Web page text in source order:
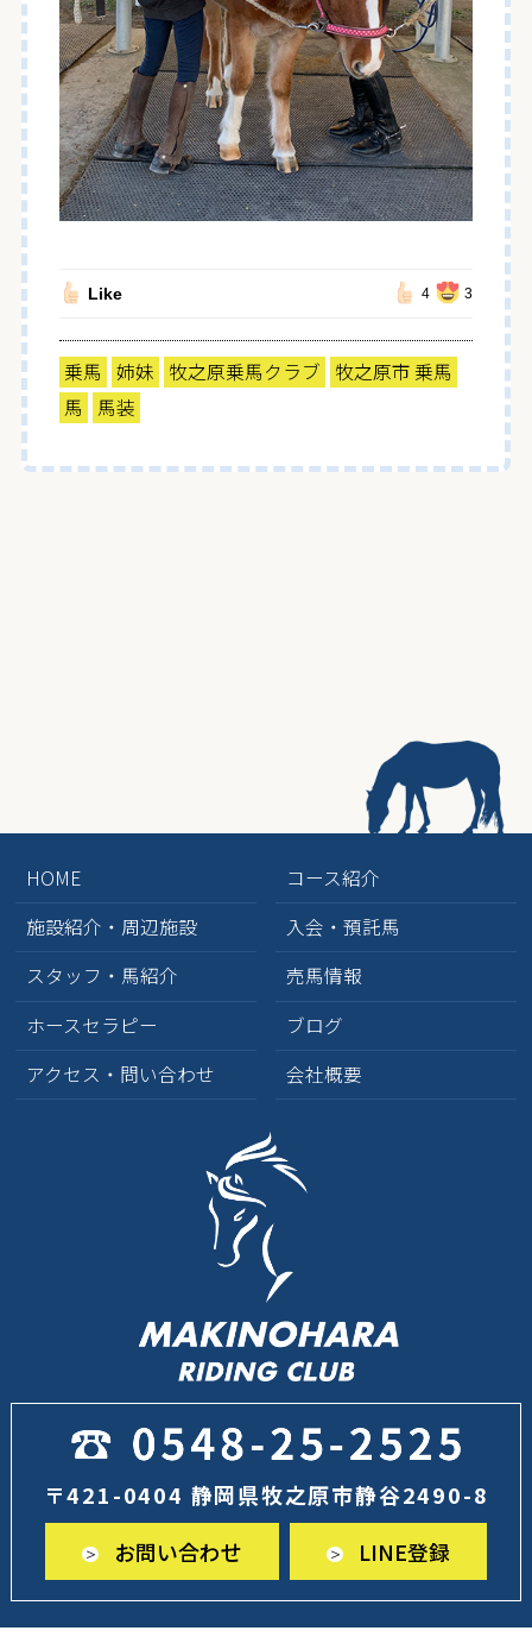
Like 4 3
乗馬 姉妹 牧之原乗馬クラブ
牧之原市 乗馬
馬
馬装
HOME
コース紹介
施設紹介・周辺施設
入会・預託馬
スタッフ・馬紹介
売馬情報
ホースセラピー
ブログ
アクセス・問い合わせ
会社概要
〒421-0404 静岡県牧之原市静谷2490-8
お問い合わせ
LINE登録